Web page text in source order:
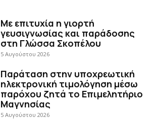
Με επιτυχία η γιορτή
γευσιγνωσίας και παράδοσης
στη Γλώσσα Σκοπέλου
5 Αυγούστου 2026
Παράταση στην υποχρεωτική
ηλεκτρονική τιμολόγηση μέσω
παρόχου ζητά το Επιμελητήριο
Μαγνησίας
5 Αυγούστου 2026